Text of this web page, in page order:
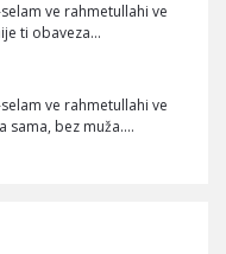
ve rahmetullahi ve
ti obaveza…
ve rahmetullahi ve
sama, bez muža.…